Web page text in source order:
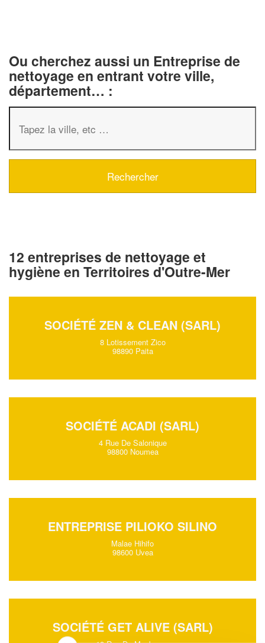
Ou cherchez aussi un Entreprise de
nettoyage en entrant votre ville,
département… :
12 entreprises de nettoyage et
hygiène en Territoires d'Outre-Mer
SOCIÉTÉ ZEN & CLEAN (SARL)
8 Lotissement Zico
98890 Paita
SOCIÉTÉ ACADI (SARL)
4 Rue De Salonique
98800 Noumea
ENTREPRISE PILIOKO SILINO
Malae Hihifo
98600 Uvea
SOCIÉTÉ GET ALIVE (SARL)